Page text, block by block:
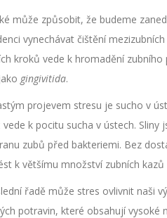
může způsobit, že budeme
vynechávat čištění
kroků vede k hromadění
gingivitida.
projevem stresu je sucho v
vede k pocitu sucha v ústech.
zubů před bakteriemi. Bez
k většímu množství zubních kazů
řadě může stres ovlivnit naši
potravin, které obsahují